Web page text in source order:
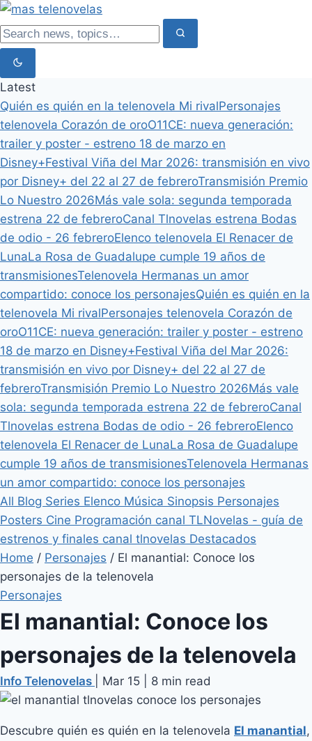
Latest
Quién es quién en la telenovela Mi rivalPersonajes
telenovela Corazón de oroO11CE: nueva generación:
trailer y poster - estreno 18 de marzo en
Disney+Festival Viña del Mar 2026: transmisión en vivo
por Disney+ del 22 al 27 de febreroTransmisión Premio
Lo Nuestro 2026Más vale sola: segunda temporada
estrena 22 de febreroCanal Tlnovelas estrena Bodas
de odio - 26 febreroElenco telenovela El Renacer de
LunaLa Rosa de Guadalupe cumple 19 años de
transmisionesTelenovela Hermanas un amor
compartido: conoce los personajesQuién es quién en la
telenovela Mi rivalPersonajes telenovela Corazón de
oroO11CE: nueva generación: trailer y poster - estreno
18 de marzo en Disney+Festival Viña del Mar 2026:
transmisión en vivo por Disney+ del 22 al 27 de
febreroTransmisión Premio Lo Nuestro 2026Más vale
sola: segunda temporada estrena 22 de febreroCanal
Tlnovelas estrena Bodas de odio - 26 febreroElenco
telenovela El Renacer de LunaLa Rosa de Guadalupe
cumple 19 años de transmisionesTelenovela Hermanas
un amor compartido: conoce los personajes
All Blog Series Elenco Música Sinopsis Personajes
Posters Cine Programación canal TLNovelas - guía de
estrenos y finales canal tlnovelas Destacados
Home / Personajes / El manantial: Conoce los
personajes de la telenovela
Personajes
El manantial: Conoce los
personajes de la telenovela
Info Telenovelas Mar 15 8 min read
Descubre quién es quién en la telenovela El manantial,